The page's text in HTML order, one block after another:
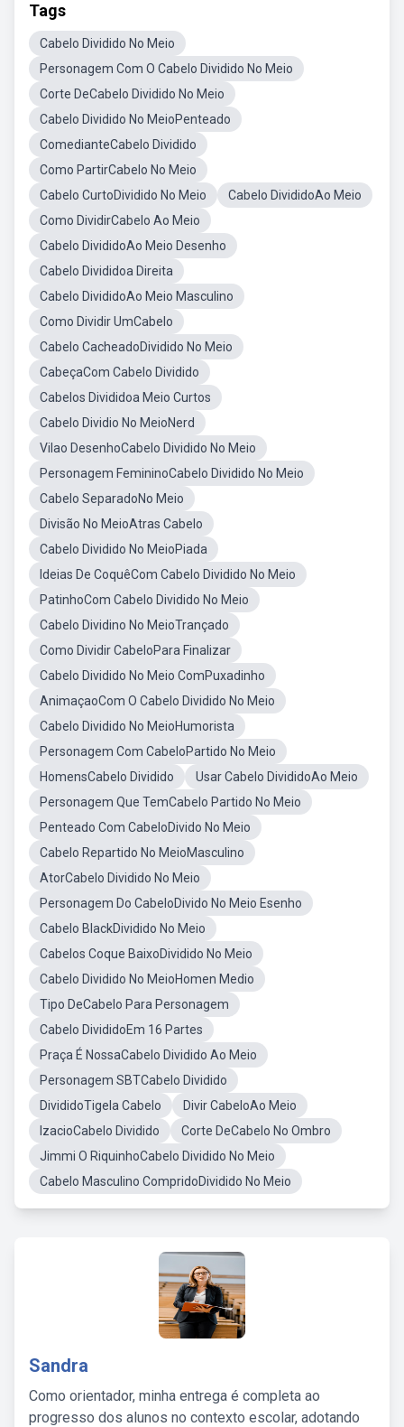
Tags
Cabelo Dividido No Meio
Personagem Com O Cabelo Dividido No Meio
Corte DeCabelo Dividido No Meio
Cabelo Dividido No MeioPenteado
ComedianteCabelo Dividido
Como PartirCabelo No Meio
Cabelo CurtoDividido No Meio
Cabelo DivididoAo Meio
Como DividirCabelo Ao Meio
Cabelo DivididoAo Meio Desenho
Cabelo Divididoa Direita
Cabelo DivididoAo Meio Masculino
Como Dividir UmCabelo
Cabelo CacheadoDividido No Meio
CabeçaCom Cabelo Dividido
Cabelos Divididoa Meio Curtos
Cabelo Dividio No MeioNerd
Vilao DesenhoCabelo Dividido No Meio
Personagem FemininoCabelo Dividido No Meio
Cabelo SeparadoNo Meio
Divisão No MeioAtras Cabelo
Cabelo Dividido No MeioPiada
Ideias De CoquêCom Cabelo Dividido No Meio
PatinhoCom Cabelo Dividido No Meio
Cabelo Dividino No MeioTrançado
Como Dividir CabeloPara Finalizar
Cabelo Dividido No Meio ComPuxadinho
AnimaçaoCom O Cabelo Dividido No Meio
Cabelo Dividido No MeioHumorista
Personagem Com CabeloPartido No Meio
HomensCabelo Dividido
Usar Cabelo DivididoAo Meio
Personagem Que TemCabelo Partido No Meio
Penteado Com CabeloDivido No Meio
Cabelo Repartido No MeioMasculino
AtorCabelo Dividido No Meio
Personagem Do CabeloDivido No Meio Esenho
Cabelo BlackDividido No Meio
Cabelos Coque BaixoDividido No Meio
Cabelo Dividido No MeioHomen Medio
Tipo DeCabelo Para Personagem
Cabelo DivididoEm 16 Partes
Praça É NossaCabelo Dividido Ao Meio
Personagem SBTCabelo Dividido
DivididoTigela Cabelo
Divir CabeloAo Meio
IzacioCabelo Dividido
Corte DeCabelo No Ombro
Jimmi O RiquinhoCabelo Dividido No Meio
Cabelo Masculino CompridoDividido No Meio
Sandra
Como orientador, minha entrega é completa ao
progresso dos alunos no contexto escolar, adotando